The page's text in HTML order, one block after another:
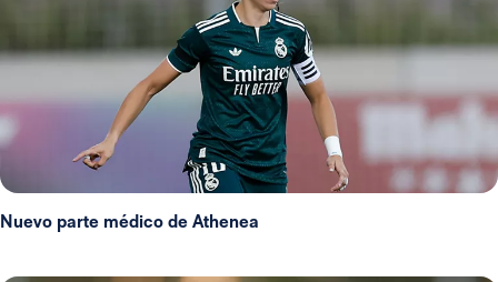
Nuevo parte médico de Athenea